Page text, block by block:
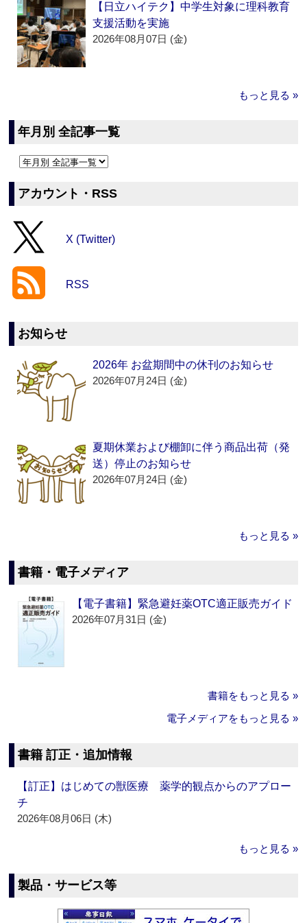
【日立ハイテク】中学生対象に理科教育
支援活動を実施
2026年08月07日 (金)
もっと見る »
年月別 全記事一覧
アカウント・RSS
X (Twitter)
RSS
お知らせ
2026年 お盆期間中の休刊のお知らせ
2026年07月24日 (金)
夏期休業および棚卸に伴う商品出荷（発
送）停止のお知らせ
2026年07月24日 (金)
もっと見る »
書籍・電子メディア
【電子書籍】緊急避妊薬OTC適正販売ガイド
2026年07月31日 (金)
書籍をもっと見る »
電子メディアをもっと見る »
書籍 訂正・追加情報
【訂正】はじめての獣医療 薬学的観点からのアプロー
チ
2026年08月06日 (木)
もっと見る »
製品・サービス等